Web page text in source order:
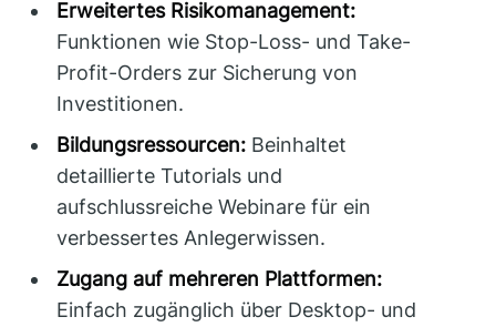
Erweitertes Risikomanagement:
Funktionen wie Stop-Loss- und Take-
Profit-Orders zur Sicherung von
Investitionen.
Bildungsressourcen: Beinhaltet
detaillierte Tutorials und
aufschlussreiche Webinare für ein
verbessertes Anlegerwissen.
Zugang auf mehreren Plattformen:
Einfach zugänglich über Desktop- und